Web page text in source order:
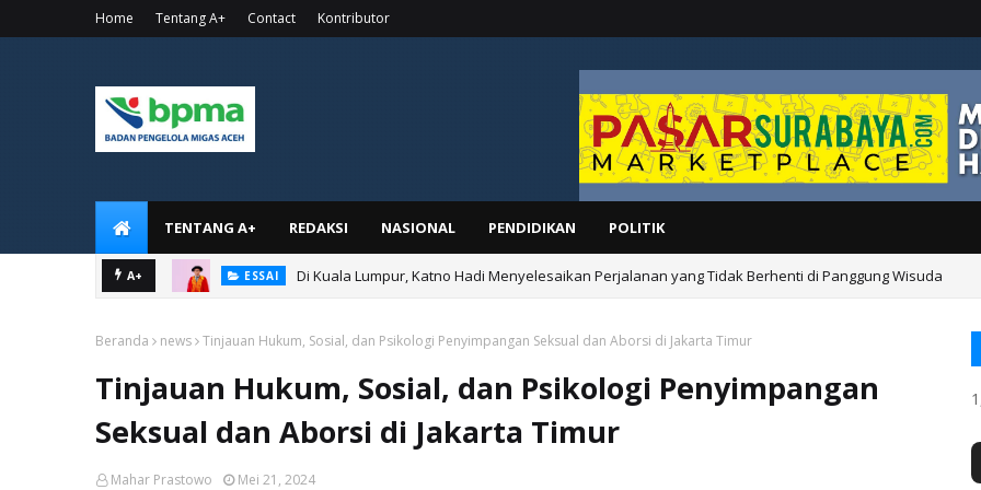
Home Tentang A+ Contact Kontributor
TENTANG A+ REDAKSI NASIONAL PENDIDIKAN POLITIK
A+ ESSAI Di Kuala Lumpur, Katno Hadi Menyelesaikan Perjalanan yang Tidak Berhenti di Panggung Wisuda
Beranda news Tinjauan Hukum, Sosial, dan Psikologi Penyimpangan Seksual dan Aborsi di Jakarta Timur
Tinjauan Hukum, Sosial, dan Psikologi Penyimpangan
Seksual dan Aborsi di Jakarta Timur
Mahar Prastowo Mei 21, 2024